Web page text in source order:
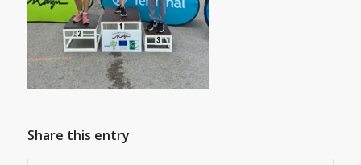
Share this entry